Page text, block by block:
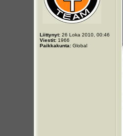
Liittynyt:26 Loka 2010, 00:46
Viestit:1966
Paikkakunta:Global